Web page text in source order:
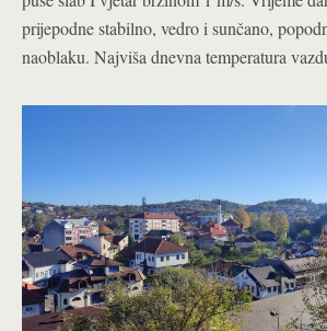
prijepodne stabilno, vedro i sunčano,
naoblaku. Najviša dnevna temperatura